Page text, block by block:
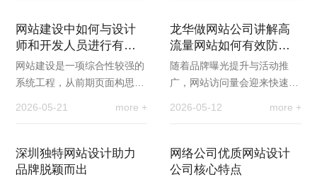
网站建设中如何与设计
师和开发人员进行有效
的沟通合作
网站建设是一项综合性较强的
系统工程，从前期页面构思、
2026-05-21 more +
龙华做网站公司讲解高
流量网站如何有效防止
网站崩溃
随着品牌曝光提升与活动推
广，网站访问量会迎来快速增
2026-05-12 more +
深圳独特网站设计助力
品牌脱颖而出
网络公司优质网站设计
公司核心特点